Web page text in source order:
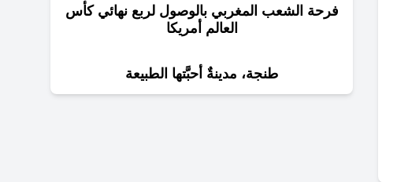
فرحة الشعب المغربي بالوصول لربع نهائي كأس
العالم أمريكا
طنجة، مدينةٌ أحبَّتها الطبيعة